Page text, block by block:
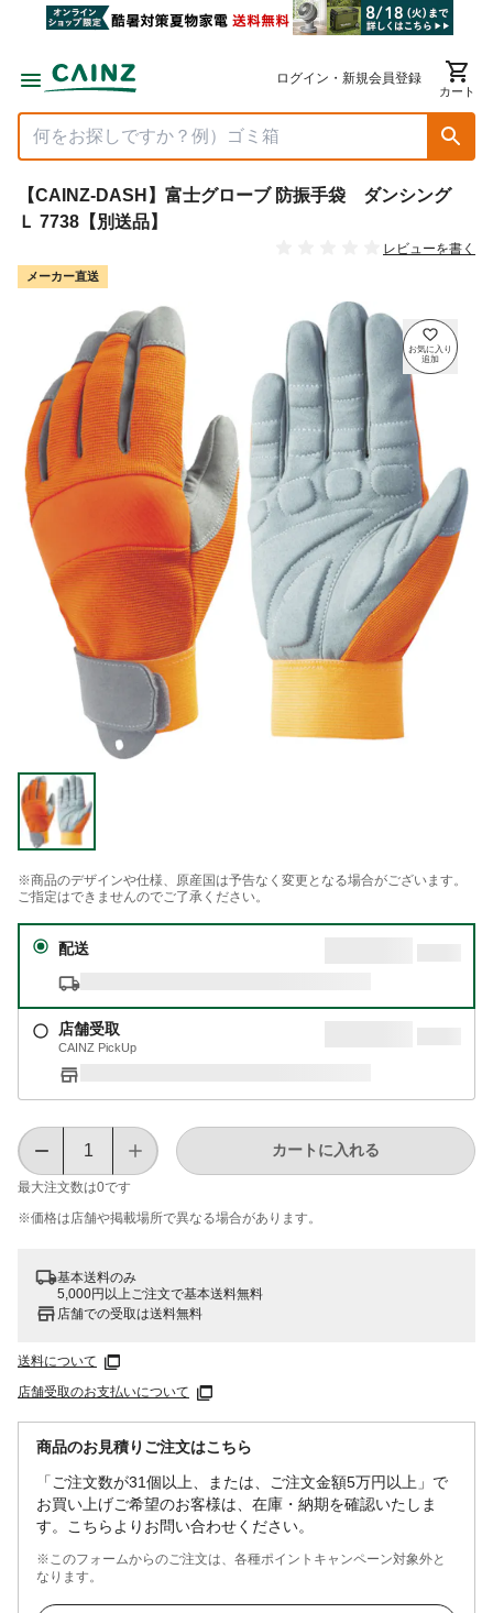
ログイン・新規会員登録
カート
【CAINZ-DASH】富士グローブ 防振手袋 ダンシング
Ｌ 7738【別送品】
レビューを書く
メーカー直送
※商品のデザインや仕様、原産国は予告なく変更となる場合がございます。
ご指定はできませんのでご了承ください。
配送
店舗受取
CAINZ PickUp
最大注文数は0です
カートに入れる
※価格は​店舗や​掲載場所で​異なる​場合が​あります。
基本送料のみ
5,000円以上ご注文で基本送料無料
店舗での受取は送料無料
送料について
店舗受取のお支払いについて
商品のお見積りご注文はこちら
「ご注文数が31個以上、または、ご注文金額5万円以上」で
お買い上げご希望のお客様は、在庫・納期を確認いたしま
す。こちらよりお問い合わせください。
※このフォームからのご注文は、各種ポイントキャンペーン対象外と
なります。